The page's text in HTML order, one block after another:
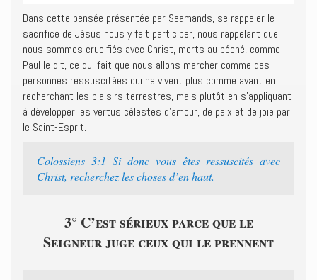
Dans cette pensée présentée par Seamands, se rappeler le
sacrifice de Jésus nous y fait participer, nous rappelant que
nous sommes crucifiés avec Christ, morts au péché, comme
Paul le dit, ce qui fait que nous allons marcher comme des
personnes ressuscitées qui ne vivent plus comme avant en
recherchant les plaisirs terrestres, mais plutôt en s’appliquant
à développer les vertus célestes d’amour, de paix et de joie par
le Saint-Esprit.
Colossiens 3:1 Si donc vous êtes ressuscités avec
Christ, recherchez les choses d’en haut.
3° C’est sérieux parce que le
Seigneur juge ceux qui le prennent